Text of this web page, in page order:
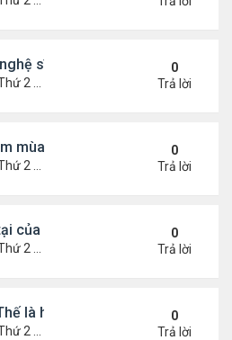
sĩ Hoài Tâm
Tháng 8 03, 2026 7:13 pm
0
Trả lời
mùa thu' sau 26 năm
Tháng 8 03, 2026 7:09 pm
0
Trả lời
của Quang Lê
Tháng 8 03, 2026 7:00 pm
0
Trả lời
là hết"
Tháng 8 03, 2026 6:56 pm
0
Trả lời